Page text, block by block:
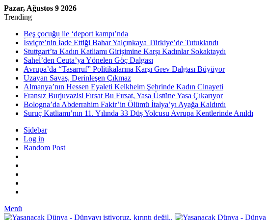
Pazar, Ağustos 9 2026
Trending
Beş çocuğu ile ‘deport kampı’nda
İsviçre’nin İade Ettiği Bahar Yalçınkaya Türkiye’de Tutuklandı
Stuttgart’ta Kadın Katliamı Girişimine Karşı Kadınlar Sokaktaydı
Sahel’den Ceuta’ya Yönelen Göç Dalgası
Avrupa’da “Tasarruf” Politikalarına Karşı Grev Dalgası Büyüyor
Uzayan Savaş, Derinleşen Çıkmaz
Almanya’nın Hessen Eyaleti Kelkheim Şehrinde Kadın Cinayeti
Fransız Burjuvazisi Fırsat Bu Fırsat, Yasa Üstüne Yasa Çıkarıyor
Bologna’da Abderrahim Fakir’in Ölümü İtalya’yı Ayağa Kaldırdı
Suruç Katliamı’nın 11. Yılında 33 Düş Yolcusu Avrupa Kentlerinde Anıldı
Sidebar
Log in
Random Post
Menü